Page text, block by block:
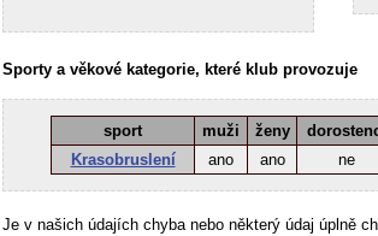
Sporty a věkové kategorie, které klub provozuje
sport muži ženy
Krasobruslení
ano ano ne
Je v našich údajích chyba nebo některý údaj úplně